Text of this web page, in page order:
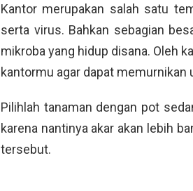
Kantor merupakan salah satu
serta virus. Bahkan sebagian
mikroba yang hidup disana. Oleh
kantormu agar dapat memurnikan
Pilihlah tanaman dengan pot
karena nantinya akar akan lebih
tersebut.